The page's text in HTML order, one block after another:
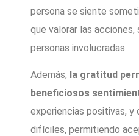
persona se siente
que valorar las acciones,
personas involucradas.
Además, la gratitud
beneficiosos
experiencias positivas, y
difíciles, permitiendo